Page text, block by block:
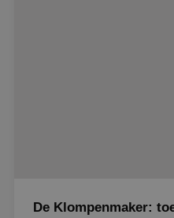
De Klompenmaker: